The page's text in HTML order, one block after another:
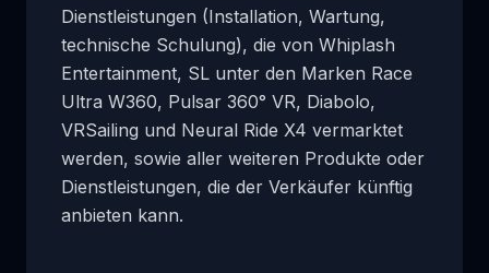
Dienstleistungen (Installation, Wartung,
technische Schulung), die von Whiplash
Entertainment, SL unter den Marken Race
Ultra W360, Pulsar 360° VR, Diabolo,
VRSailing und Neural Ride X4 vermarktet
werden, sowie aller weiteren Produkte oder
Dienstleistungen, die der Verkäufer künftig
anbieten kann.